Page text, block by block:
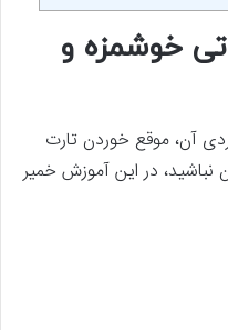
خوشمزه و
آن، موقع خوردن تارت
در این آموزش خمیر